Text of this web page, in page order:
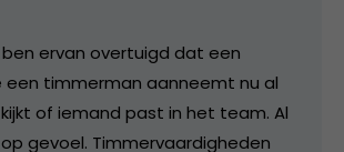
ben ervan overtuigd dat een
een timmerman aanneemt nu al
of iemand past in het team. Al
gevoel. Timmervaardigheden